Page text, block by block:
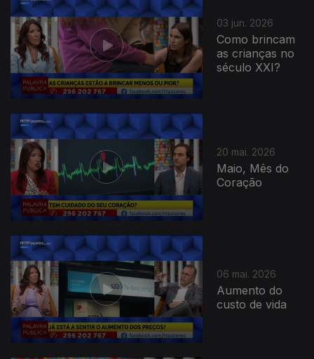
03 jun. 2026
Como brincam
as crianças no
século XXI?
20 mai. 2026
Maio, Mês do
Coração
06 mai. 2026
Aumento do
custo de vida